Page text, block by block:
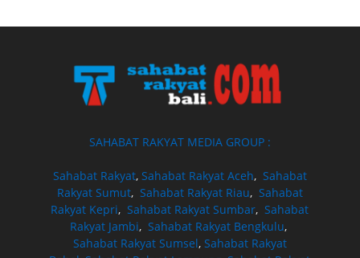
SAHABAT RAKYAT MEDIA GROUP :
Sahabat Rakyat, Sahabat Rakyat Aceh, Sahabat
Rakyat Sumut, Sahabat Rakyat Riau, Sahabat
Rakyat Kepri,Sahabat Rakyat Sumbar,Sahabat
Rakyat Jambi, Sahabat Rakyat Bengkulu,
Sahabat Rakyat Sumsel, Sahabat Rakyat